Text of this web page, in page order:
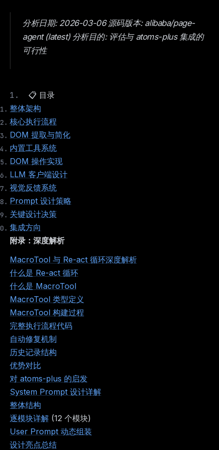
分析日期: 2026-03-06 源码版本: alibaba/page-
agent (latest) 分析目的: 评估与 atoms-plus 集成的
可行性
📋 目录
整体架构
核心执行流程
DOM 提取与简化
内置工具系统
DOM 操作实现
LLM 客户端设计
视觉反馈系统
Prompt 设计策略
关键设计决策
集成方向
附录：深度解析
MacroTool 与 Re-act 循环深度解析
什么是 Re-act 循环
什么是 MacroTool
MacroTool 类型定义
MacroTool 构建过程
完整执行流程代码
自动修复机制
历史记录结构
优势对比
对 atoms-plus 的启发
System Prompt 设计详解
整体结构
逐模块详解 (12 个模块)
User Prompt 动态组装
设计亮点总结